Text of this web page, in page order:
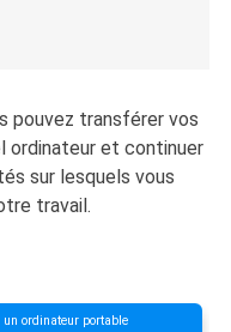
pouvez transférer vos
ordinateur et continuer
sur lesquels vous
travail.
ordinateur portable